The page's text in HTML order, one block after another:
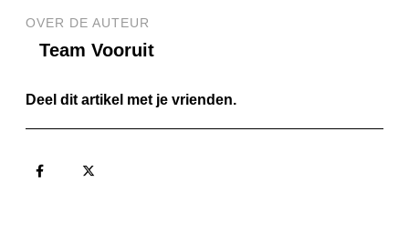
OVER DE AUTEUR
Team Vooruit
Deel dit artikel met je vrienden.